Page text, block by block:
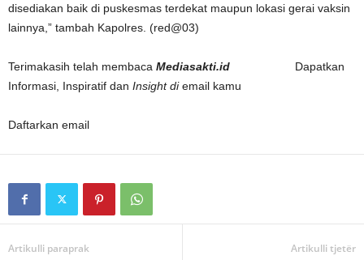
disediakan baik di puskesmas terdekat maupun lokasi gerai vaksin
lainnya,” tambah Kapolres. (red@03)
Terimakasih telah membaca Mediasakti.id Dapatkan
Informasi, Inspiratif dan Insight diemail kamu
Daftarkan email
Artikulli paraprak Artikulli tjetër